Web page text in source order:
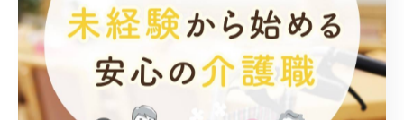
自分のライフスタイルや家族の事情に合わせて、正社
員・パート・アルバイトなど柔軟に雇用形態を選べま
す。
また、在宅勤務やシフト制を取り入れている職場もあ